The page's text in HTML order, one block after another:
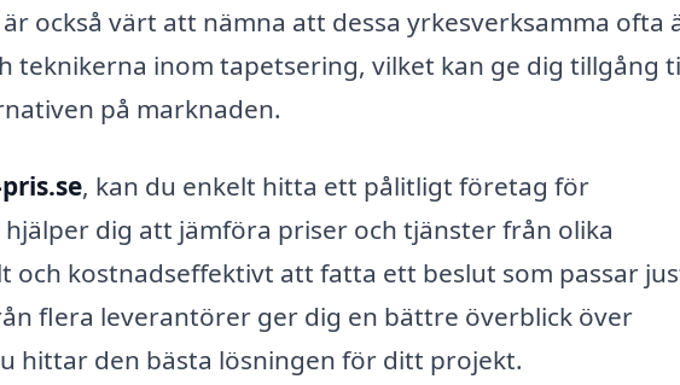
också värt att nämna att dessa yrkesverksamma ofta
teknikerna inom tapetsering, vilket kan ge dig tillgång
på marknaden.
, kan du enkelt hitta ett pålitligt företag för
dig att jämföra priser och tjänster från olika
och kostnadseffektivt att fatta ett beslut som passar
flera leverantörer ger dig en bättre överblick över
hittar den bästa lösningen för ditt projekt.